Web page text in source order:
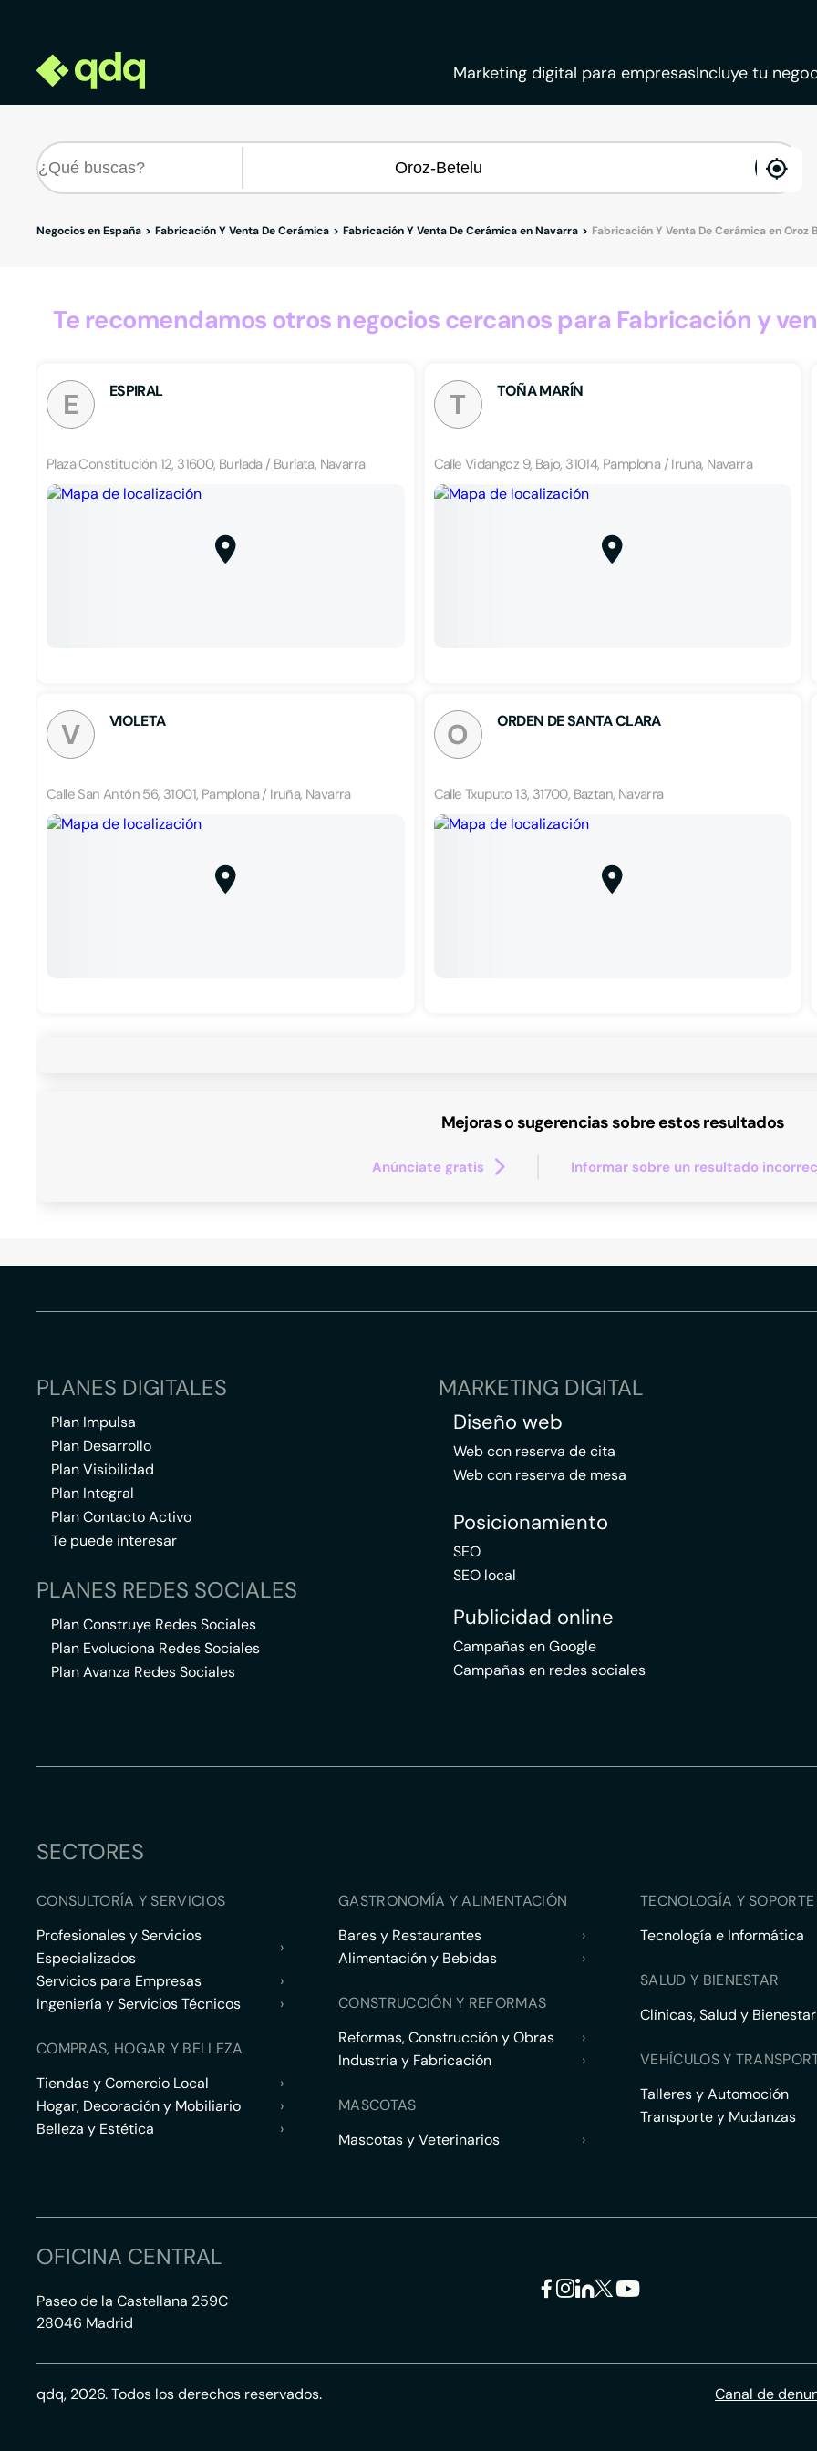
Marketing digital para empresasIncluye tu
Negocios en España Fabricación Y Venta De Cerámica Fabricación Y Venta De Cerámica en Navarra Fabricación Y Venta De Cerámica en Oroz
Te recomendamos otros negocios cercanos para Fabricación y
E ESPIRAL
Plaza Constitución 12, 31600, Burlada / Burlata, Navarra
T TOÑA MARÍN
Calle Vidangoz 9, Bajo, 31014, Pamplona / Iruña, Navarra
V VIOLETA
Calle San Antón 56, 31001, Pamplona / Iruña, Navarra
O ORDEN DE SANTA CLARA
Calle Txuputo 13, 31700, Baztan, Navarra
Mejoras o sugerencias sobre estos resultados
Anúnciate gratis Informar sobre un resultado
PLANES DIGITALES
Plan Impulsa
Plan Desarrollo
Plan Visibilidad
Plan Integral
Plan Contacto Activo
Te puede interesar
PLANES REDES SOCIALES
Plan Construye Redes Sociales
Plan Evoluciona Redes Sociales
Plan Avanza Redes Sociales
MARKETING DIGITAL
Diseño web
Web con reserva de cita
Web con reserva de mesa
Posicionamiento
SEO
SEO local
Publicidad online
Campañas en Google
Campañas en redes sociales
SECTORES
CONSULTORÍA Y SERVICIOS
Profesionales y Servicios
Especializados
›
Servicios para Empresas
›
Ingeniería y Servicios Técnicos
›
COMPRAS, HOGAR Y BELLEZA
Tiendas y Comercio Local
›
Hogar, Decoración y Mobiliario
›
Belleza y Estética
›
GASTRONOMÍA Y ALIMENTACIÓN
Bares y Restaurantes
›
Alimentación y Bebidas
›
CONSTRUCCIÓN Y REFORMAS
Reformas, Construcción y Obras
›
Industria y Fabricación
›
MASCOTAS
Mascotas y Veterinarios
›
TECNOLOGÍA Y
Tecnología e Informática
SALUD Y BIENESTAR
Clínicas, Salud y Bienestar
VEHÍCULOS Y
Talleres y Automoción
Transporte y Mudanzas
OFICINA CENTRAL
Paseo de la Castellana 259C
28046 Madrid
Canal de
qdq, 2026. Todos los derechos reservados.